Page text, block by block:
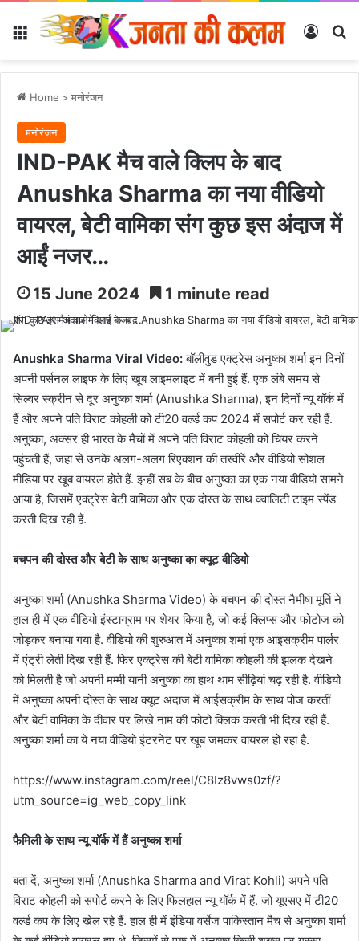
Menu Log In
Home > मनोरंजन
मनोरंजन
IND-PAK मैच वाले क्लिप के बाद
Anushka Sharma का नया वीडियो
वायरल, बेटी वामिका संग कुछ इस अंदाज में
आईं नजर…
15 June 2024 1 minute read
Anushka Sharma Viral Video:बॉलीवुड एक्ट्रेस अनुष्का शर्मा इन दिनों
अपनी पर्सनल लाइफ के लिए खूब लाइमलाइट में बनी हुई हैं. एक लंबे समय से
सिल्वर स्क्रीन से दूर अनुष्का शर्मा (Anushka Sharma), इन दिनों न्यू यॉर्क में
हैं और अपने पति विराट कोहली को टी20 वर्ल्ड कप 2024 में सपोर्ट कर रही हैं.
अनुष्का, अक्सर ही भारत के मैचों में अपने पति विराट कोहली को चियर करने
पहुंचती हैं, जहां से उनके अलग-अलग रिएक्शन की तस्वीरें और वीडियो सोशल
मीडिया पर खूब वायरल होते हैं. इन्हीं सब के बीच अनुष्का का एक नया वीडियो सामने
आया है, जिसमें एक्ट्रेस बेटी वामिका और एक दोस्त के साथ क्वालिटी टाइम स्पेंड
करती दिख रही हैं.
बचपन की दोस्त और बेटी के साथ अनुष्का का क्यूट वीडियो
अनुष्का शर्मा (Anushka Sharma Video) के बचपन की दोस्त नैमीषा मूर्ति ने
हाल ही में एक वीडियो इंस्टाग्राम पर शेयर किया है, जो कई क्लिप्स और फोटोज को
जोड़कर बनाया गया है. वीडियो की शुरुआत में अनुष्का शर्मा एक आइसक्रीम पार्लर
में एंट्री लेती दिख रही हैं. फिर एक्ट्रेस की बेटी वामिका कोहली की झलक देखने
को मिलती है जो अपनी मम्मी यानी अनुष्का का हाथ थाम सीढ़ियां चढ़ रही है. वीडियो
में अनुष्का अपनी दोस्त के साथ क्यूट अंदाज में आईसक्रीम के साथ पोज करतीं
और बेटी वामिका के दीवार पर लिखे नाम की फोटो क्लिक करती भी दिख रही हैं.
अनु्ष्का शर्मा का ये नया वीडियो इंटरनेट पर खूब जमकर वायरल हो रहा है.
https://www.instagram.com/reel/C8Iz8vws0zf/?
utm_source=ig_web_copy_link
फैमिली के साथ न्यू यॉर्क में हैं अनुष्का शर्मा
बता दें, अनुष्का शर्मा (Anushka Sharma and Virat Kohli) अपने पति
विराट कोहली को सपोर्ट करने के लिए फिलहाल न्यू यॉर्क में हैं. जो यूएसए में टी20
वर्ल्ड कप के लिए खेल रहे हैं. हाल ही में इंडिया वर्सेज पाकिस्तान मैच से अनुष्का शर्मा